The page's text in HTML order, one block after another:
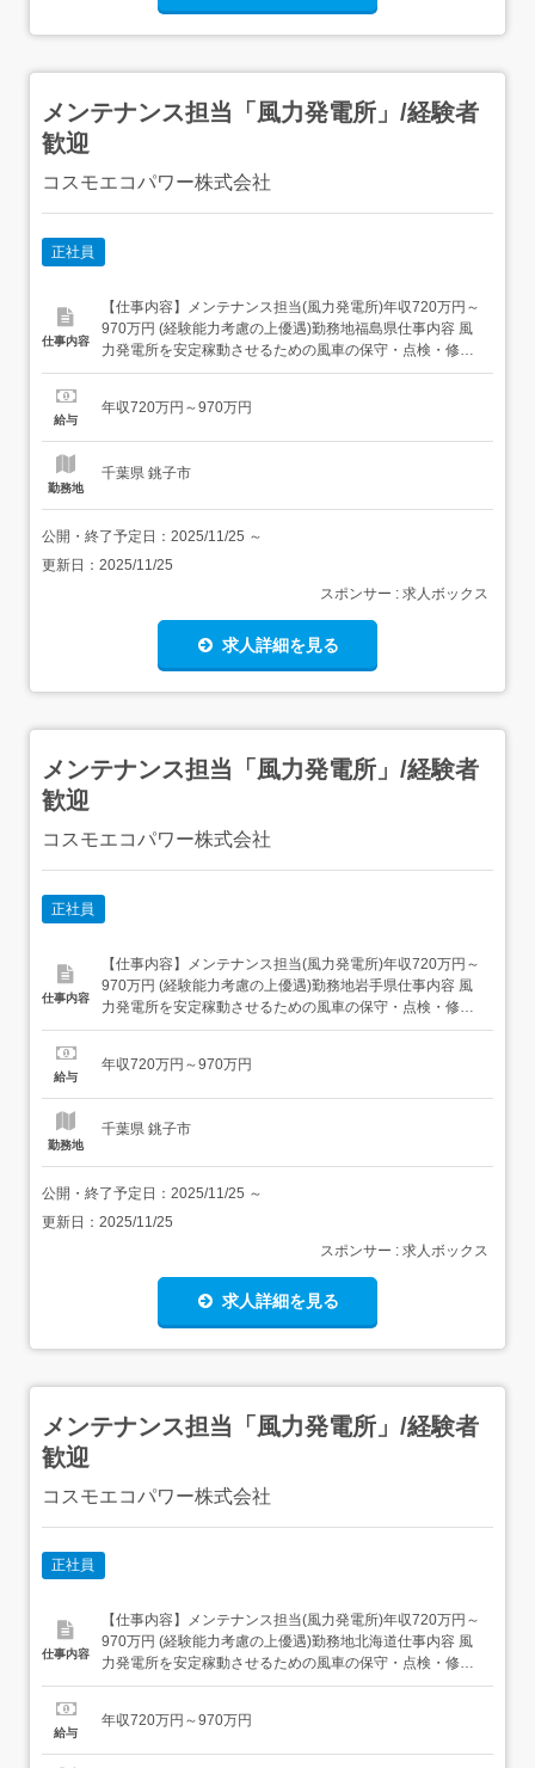
メンテナンス担当「風力発電所」/経験者
歓迎
コスモエコパワー株式会社
正社員
仕事内容
【仕事内容】メンテナンス担当(風力発電所)年収720万円～
970万円 (経験能力考慮の上優遇)勤務地福島県仕事内容 風
力発電所を安定稼動させるための風車の保守・点検・修理
業務をご担当いただきます。また同社風力発電設備のみな
を推進していただきます。<具体的には>・各地の風力発電
給与
年収720万円～970万円
勤務地
千葉県 銚子市
公開・終了予定日： 2025/11/25 ～
更新日： 2025/11/25
スポンサー : 求人ボックス
求人詳細を見る
メンテナンス担当「風力発電所」/経験者
歓迎
コスモエコパワー株式会社
正社員
仕事内容
【仕事内容】メンテナンス担当(風力発電所)年収720万円～
970万円 (経験能力考慮の上優遇)勤務地岩手県仕事内容 風
力発電所を安定稼動させるための風車の保守・点検・修理
業務をご担当いただきます。また同社風力発電設備のみな
を推進していただきます。<具体的には>・各地の風力発電
給与
年収720万円～970万円
勤務地
千葉県 銚子市
公開・終了予定日： 2025/11/25 ～
更新日： 2025/11/25
スポンサー : 求人ボックス
求人詳細を見る
メンテナンス担当「風力発電所」/経験者
歓迎
コスモエコパワー株式会社
正社員
仕事内容
【仕事内容】メンテナンス担当(風力発電所)年収720万円～
970万円 (経験能力考慮の上優遇)勤務地北海道仕事内容 風
力発電所を安定稼動させるための風車の保守・点検・修理
業務をご担当いただきます。また同社風力発電設備のみな
を推進していただきます。<具体的には>・各地の風力発電
給与
年収720万円～970万円